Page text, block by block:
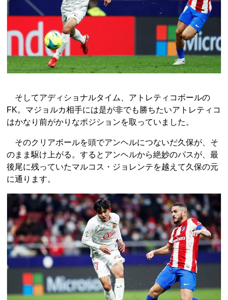
そしてアディショナルタイム、アトレティコボールの
FK。マジョルカ相手には是が非でも勝ちたいアトレティコ
はかなり前がかりなポジションを取っていました。
そのクリアボールを頭でアンヘルにつないだ久保が、そ
のまま駆け上がる。するとアンヘルから絶妙のパスが、最
後尾に残っていたマルコス・ジョレンテを越えて久保の元
に通ります。